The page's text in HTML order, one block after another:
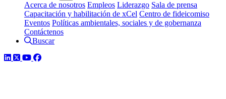
Acerca de nosotros Empleos Liderazgo Sala de prensa
Capacitación y habilitación de xCel Centro de fideicomiso
Eventos Políticas ambientales, sociales y de gobernanza
Contáctenos
Buscar
LinkedIn
TwitterYouTube
Facebook